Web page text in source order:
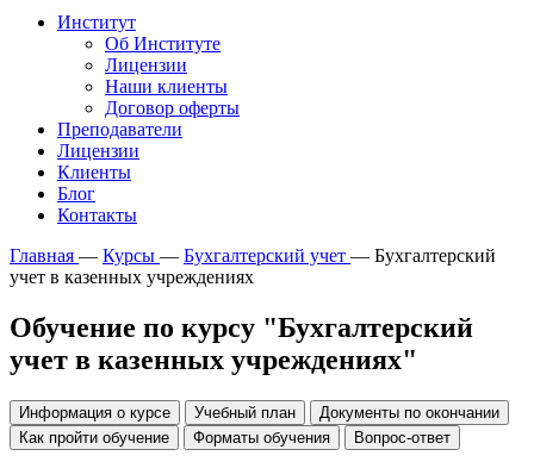
Институт
Об Институте
Лицензии
Наши клиенты
Договор оферты
Преподаватели
Лицензии
Клиенты
Блог
Контакты
Главная — Курсы — Бухгалтерский учет — Бухгалтерский
учет в казенных учреждениях
Обучение по курсу "Бухгалтерский
учет в казенных учреждениях"
Информация о курсе Учебный план
Документы по окончании
Как пройти обучение
Форматы обучения Вопрос-ответ